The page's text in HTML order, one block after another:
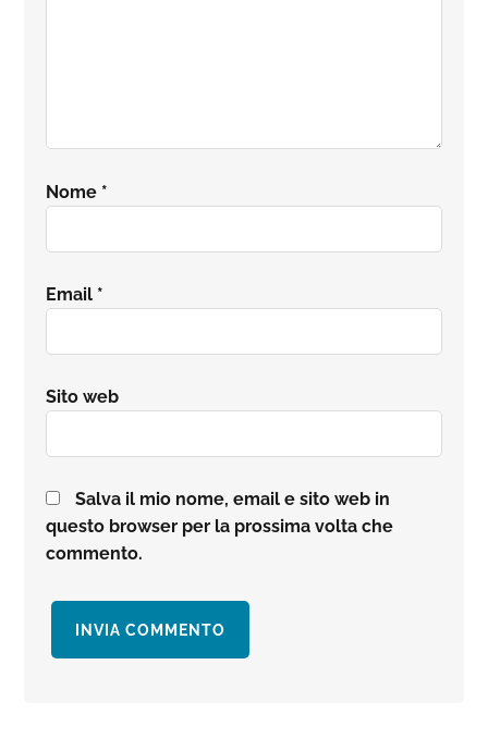
Nome *
Email *
Sito web
Salva il mio nome, email e sito web in
questo browser per la prossima volta che
commento.